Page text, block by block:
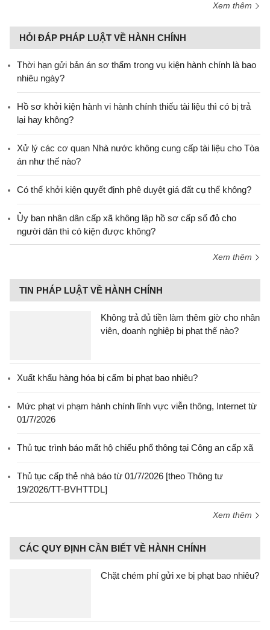
Xem thêm
HỎI ĐÁP PHÁP LUẬT VỀ HÀNH CHÍNH
Thời hạn gửi bản án sơ thẩm trong vụ kiện hành chính là bao
nhiêu ngày?
Hồ sơ khởi kiện hành vi hành chính thiếu tài liệu thì có bị trả
lại hay không?
Xử lý các cơ quan Nhà nước không cung cấp tài liệu cho Tòa
án như thế nào?
Có thể khởi kiện quyết định phê duyệt giá đất cụ thể không?
Ủy ban nhân dân cấp xã không lập hồ sơ cấp sổ đỏ cho
người dân thì có kiện được không?
Xem thêm
TIN PHÁP LUẬT VỀ HÀNH CHÍNH
Không trả đủ tiền làm thêm giờ cho nhân
viên, doanh nghiệp bị phạt thế nào?
Xuất khẩu hàng hóa bị cấm bị phạt bao nhiêu?
Mức phạt vi phạm hành chính lĩnh vực viễn thông, Internet từ
01/7/2026
Thủ tục trình báo mất hộ chiếu phổ thông tại Công an cấp xã
Thủ tục cấp thẻ nhà báo từ 01/7/2026 [theo Thông tư
19/2026/TT-BVHTTDL]
Xem thêm
CÁC QUY ĐỊNH CẦN BIẾT VỀ HÀNH CHÍNH
Chặt chém phí gửi xe bị phạt bao nhiêu?